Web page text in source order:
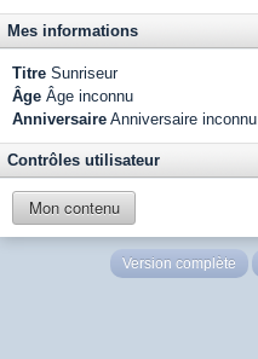
Mes informations
Titre Sunriseur
Âge Âge inconnu
Anniversaire Anniversaire inconnu
Contrôles utilisateur
Mon contenu
Version complète